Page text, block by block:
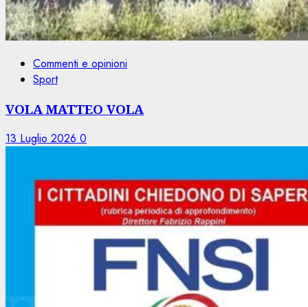
Commenti e opinioni
Sport
VOLA MATTEO VOLA
13 Luglio 2026 0